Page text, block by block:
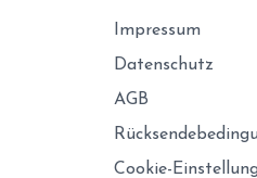
Impressum
Datenschutz
AGB
Cookie-